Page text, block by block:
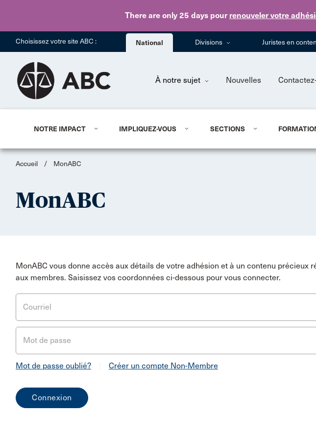
There are only 25 days pour renouveler votre
Choisissez votre site ABC : National Divisions Juristes en
À notre sujet Nouvelles
NOTRE IMPACT IMPLIQUEZ-VOUS SECTIONS
Accueil / MonABC
MonABC
MonABC vous donne accès aux détails de votre adhésion et à un contenu précieux
aux membres. Saisissez vos coordonnées ci-dessous pour vous connecter.
Courriel
Mot de passe
Mot de passe oublié? Créer un compte Non-Membre